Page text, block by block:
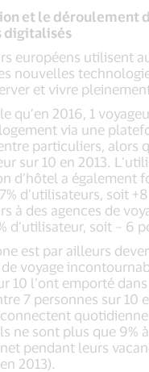
et le déroulement
digitalisés
européens utilisent
nouvelles
et vivre
qu’en 2016, 1
via une
particuliers, alors
sur 10 en 2013.
d’hôtel a également
d’utilisateurs, soit
à des agences de
d’utilisateur, soit – 6
est par ailleurs
voyage
10 l’ont emporté
7 personnes sur 10
connectent
ne sont plus que 9%
pendant leurs
2013).